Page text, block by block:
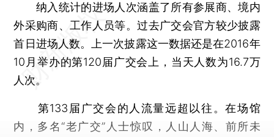
纳入统计的进场人次涵盖了所有参展商、境内
外采购商、工作人员等。过去广交会官方较少披露
首日进场人数。上一次披露这一数据还是在2016年
10月举办的第120届广交会上，当天人数为16.7万
人次。
第133届广交会的人流量远超以往。在场馆
内，多名“老广交”人士惊叹，人山人海、前所未